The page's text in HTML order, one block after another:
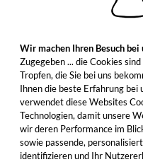
Wir machen Ihren Besuch
Zugegeben ... die Cookies
Tropfen, die Sie bei uns
Ihnen die beste Erfahrung bei
verwendet diese Websites
Technologien, damit unsere
wir deren Performance im
sowie passende,
identifizieren und Ihr